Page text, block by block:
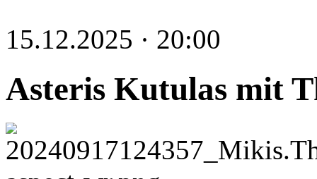
15.12.2025 · 20:00
Asteris Kutulas mit